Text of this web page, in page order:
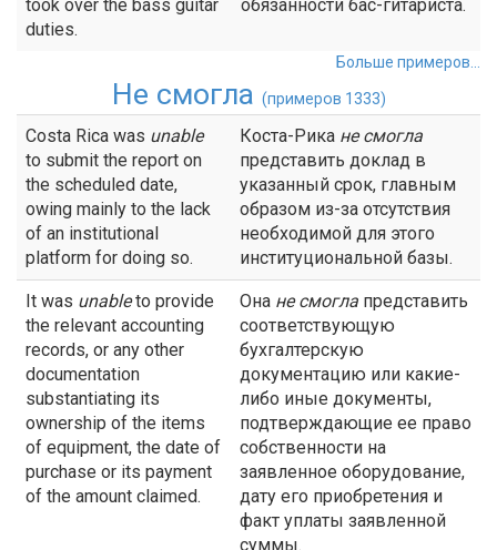
took over the bass guitar
duties.
обязанности бас-гитариста.
Больше примеров...
Не смогла (примеров 1333)
Costa Rica was unable
to submit the report on
the scheduled date,
owing mainly to the lack
of an institutional
platform for doing so.
Коста-Рика не смогла
представить доклад в
указанный срок, главным
образом из-за отсутствия
необходимой для этого
институциональной базы.
It was unableto provide
the relevant accounting
records, or any other
documentation
substantiating its
ownership of the items
of equipment, the date of
purchase or its payment
of the amount claimed.
Она не смогла представить
соответствующую
бухгалтерскую
документацию или какие-
либо иные документы,
подтверждающие ее право
собственности на
заявленное оборудование,
дату его приобретения и
факт уплаты заявленной
суммы.